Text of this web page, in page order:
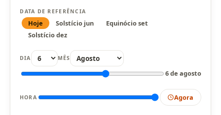
DATA DE REFERÊNCIA
Hoje Solstício jun
Equinócio set
Solstício dez
DIA MÊS
6 de agosto
HORA Agora